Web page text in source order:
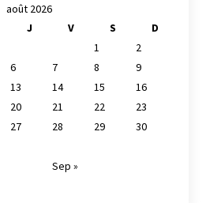
août 2026
J V S
D
1
2
6 7 8
9
13 14 15
16
20 21 22
23
27 28 29
30
Sep »